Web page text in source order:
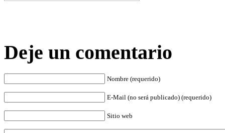
Deje un comentario
Nombre (requerido)
E-Mail (no será publicado) (requerido)
Sitio web